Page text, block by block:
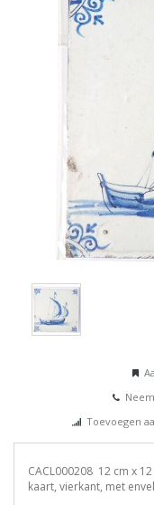
Toevoegen
CACL000208 12 cm x
kaart, vierkant, met